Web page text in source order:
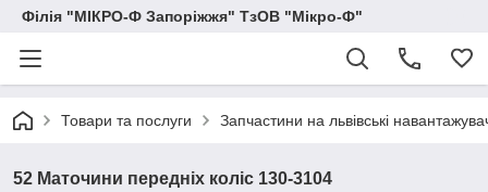
Філія "МІКРО-Ф Запоріжжя" ТзОВ "Мікро-Ф"
Товари та послуги Запчастини на львівські
52 Маточини передніх коліс 130-3104